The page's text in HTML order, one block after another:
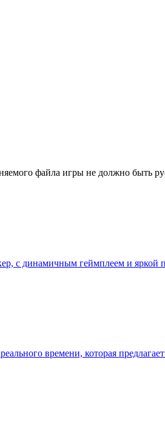
файла игры не должно быть
с динамичным геймплеем и
времени, которая